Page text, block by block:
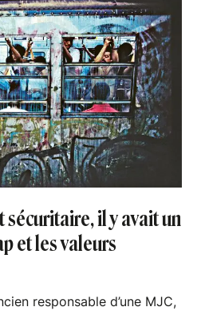
sécuritaire, il y avait un
et les valeurs
responsable d’une MJC,